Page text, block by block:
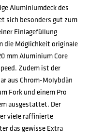
Aluminiumdeck des
sich besonders gut zum
Einlagefüllung
die Möglichkeit originale
mm Aluminium Core
Zudem ist der
aus Chrom-Molybdän
Fork und einem Pro
ausgestattet. Der
viele raffinierte
das gewisse Extra